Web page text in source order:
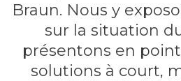
Braun. Nous y
sur la situation
présentons en
solutions à court,